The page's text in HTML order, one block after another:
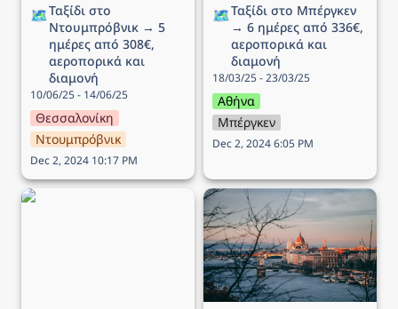
🗺️Ταξίδι στο
Ντουμπρόβνικ → 5
ημέρες από 308€,
αεροπορικά και
διαμονή
10/06/25 - 14/06/25
Θεσσαλονίκη
Ντουμπρόβνικ
Dec 2, 2024 10:17 PM
🗺️Ταξίδι στo Μπέργκεν
→ 6 ημέρες από 336€,
αεροπορικά και
διαμονή
18/03/25 - 23/03/25
Αθήνα
Μπέργκεν
Dec 2, 2024 6:05 PM
Ταξίδι στο Μόναχο → 5
Ταξίδι στην Βουδαπέστη
→ 5 ημέρες από 143€,
αεροπορικά και διαμονή